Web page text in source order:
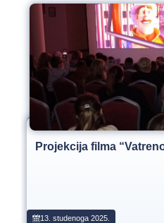
Projekcija filma
13. studenoga 2025.